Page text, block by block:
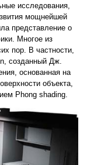
исследования,
мощнейшей
представление о
Многое из
пор. В частности,
созданный Дж.
основанная на
объекта,
Phong shading.